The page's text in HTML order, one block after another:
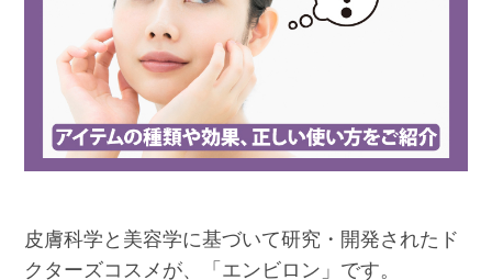
皮膚科学と美容学に基づいて研究・開発されたド
クターズコスメが、「エンビロン」です。